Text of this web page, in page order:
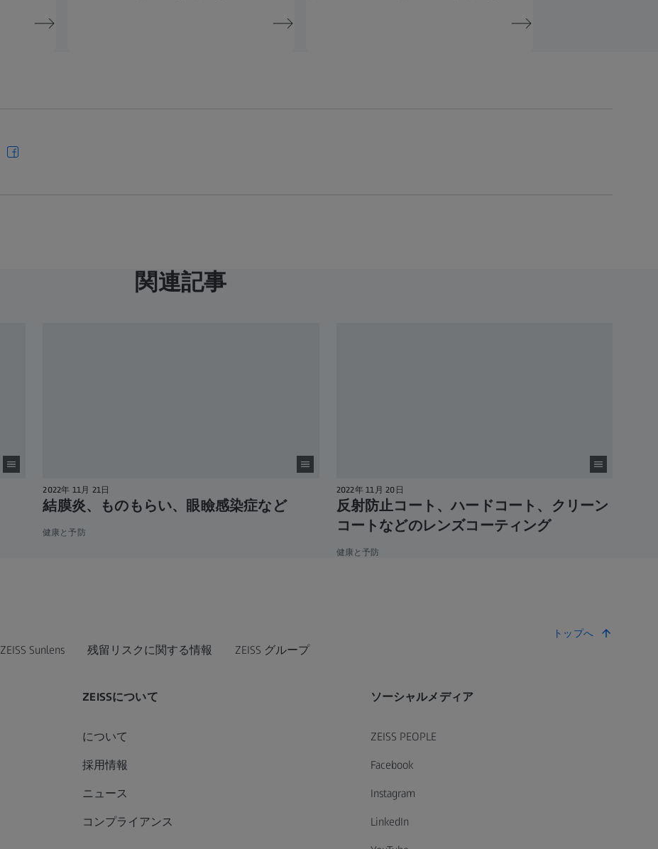
関連記事
2022年 11月 21日
結膜炎、ものもらい、眼瞼感染症など
健康と予防
2022年 11月 20日
反射防止コート、ハードコート、クリーン
コートなどのレンズコーティング
健康と予防
トップへ
ZEISS Sunlens 残留リスクに関する情報 ZEISS グループ
ZEISSについて
について
採用情報
ニュース
コンプライアンス
ソーシャルメディア
ZEISS PEOPLE
Facebook
Instagram
LinkedIn